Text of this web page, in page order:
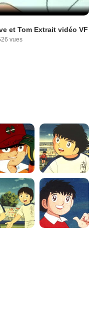
et Tom Extrait vidéo VF
vues